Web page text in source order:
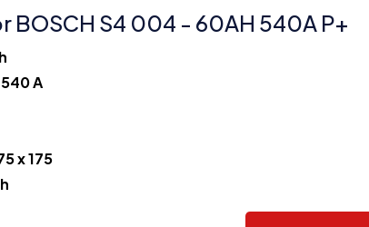
BOSCH S4 004 - 60AH 540A P+
540 A
x 175